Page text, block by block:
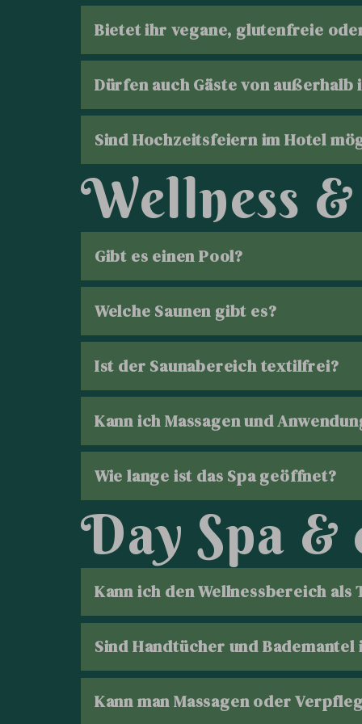
Mittagessen à la carte: 12:00 –
Kaffee & Kuchen: 14:00 – 17:00 Uhr
Abendessen à la carte: 18:00 –
Bietet ihr vegane, glutenfreie
Dürfen auch Gäste von außerhalb
TISCHRESERVIERUNG ANFRAGEN
Sind Hochzeitsfeiern im Hotel
Wellness &
Gibt es einen Pool?
Welche Saunen gibt es?
Niedertemperatursauna: 50 – 60
Finnische Sauna: 85 – 90 °C
Zusätzlich ein Aroma-Dampfbad.
Ist der Saunabereich textilfrei?
Kann ich Massagen und
ZU DEN
Wie lange ist das Spa geöffnet?
Wellnessbereich, Infrarotkabine &
Niedertemperatursauna &
Finnische Sauna: 14:00 – 19:00 Uhr
Day Spa &
Kann ich den Wellnessbereich als
Sind Handtücher und Bademantel
Kann man Massagen oder